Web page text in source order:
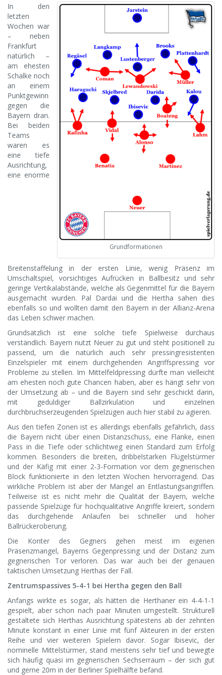
Grundformationen
In den
letzten
Wochen war
– neben
Frankfurt
natürlich –
am ehesten
Schalke noch
an einem
Punktgewinn
gegen die
Bayern dran.
Bei beiden
Teams
waren es
eine tiefe
Ausrichtung,
eine enorme
Breitenstaffelung in der ersten Linie, wenig Präsenz im
Umschaltspiel, vorsichtiges Aufrücken in Ballbesitz und sehr
geringe Vertikalabstände, welche als Gegenmittel für die Bayern
ausgemacht wurden. Pal Dardai und die Hertha sahen dies
ebenfalls so und wollten damit den Bayern in der Allianz-Arena
das Leben schwer machen.
Grundsätzlich ist eine solche tiefe Spielweise durchaus
verständlich. Bayern nutzt Neuer zu gut und steht positionell zu
passend, um die natürlich auch sehr pressingresistenten
Einzelspieler mit einem durchgehenden Angriffspressing vor
Probleme zu stellen. Im Mittelfeldpressing dürfte man vielleicht
am ehesten noch gute Chancen haben, aber es hängt sehr von
der Umsetzung ab – und die Bayern sind sehr geschickt darin,
mit geduldiger Ballzirkulation und einzelnen
durchbruchserzeugenden Spielzügen auch hier stabil zu agieren.
Aus den tiefen Zonen ist es allerdings ebenfalls gefährlich, dass
die Bayern nicht über einen Distanzschuss, eine Flanke, einen
Pass in die Tiefe oder schlichtweg einen Standard zum Erfolg
kommen. Besonders die breiten, dribbelstarken Flügelstürmer
und der Käfig mit einer 2-3-Formation vor dem gegnerischen
Block funktionierte in den letzten Wochen hervorragend. Das
wirkliche Problem ist aber der Mangel an Entlastungsangriffen.
Teilweise ist es nicht mehr die Qualität der Bayern, welche
passende Spielzüge für hochqualitative Angriffe kreiert, sondern
das durchgehende Anlaufen bei schneller und hoher
Ballrückeroberung.
Die Konter des Gegners gehen meist im eigenen
Präsenzmangel, Bayerns Gegenpressing und der Distanz zum
gegnerischen Tor verloren. Das war auch bei der genauen
taktischen Umsetzung Herthas der Fall.
Zentrumspassives 5-4-1 bei Hertha gegen den Ball
Anfangs wirkte es sogar, als hätten die Herthaner ein 4-4-1-1
gespielt, aber schon nach paar Minuten umgestellt. Strukturell
gestaltete sich Herthas Ausrichtung spätestens ab der zehnten
Minute konstant in einer Linie mit fünf Akteuren in der ersten
Reihe und vier weiteren Spielern davor. Sogar Ibisevic, der
nominelle Mittelstürmer, stand meistens sehr tief und bewegte
sich häufig quasi im gegnerischen Sechserraum – der sich gut
und gerne 20m in der Berliner Spielhälfte befand.